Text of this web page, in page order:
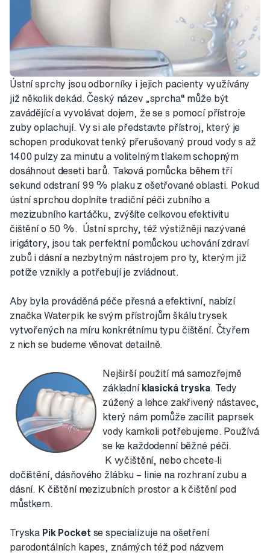
Ústní sprchy jsou odborníky i jejich pacienty využívány
již několik dekád. Český název „sprcha“ může být
zavádějící a vyvolávat dojem, že se s pomocí přístroje
zuby oplachují. Vy si ale představte přístroj, který je
schopen produkovat tenký přerušovaný proud vody s až
1400 pulzy za minutu a volitelným tlakem schopným
dosáhnout deseti barů. Taková pomůcka během tří
sekund odstraní 99 % plaku z ošetřované oblasti. Pokud
ústní sprchou doplníte tradiční péči zubního a
mezizubního kartáčku, zvýšíte celkovou efektivitu
čištění o 50 %. Ústní sprchy, též výstižněji nazývané
irigátory, jsou tak perfektní pomůckou uchování zdraví
zubů i dásní a nezbytným nástrojem pro ty, kterým již
potíže vznikly a potřebují je zvládnout.
Aby byla prováděná péče přesná a efektivní, nabízí
značka Waterpik ke svým přístrojům škálu trysek
vytvořených na míru konkrétnímu typu čištění. Čtyřem
z nich se budeme věnovat detailně.
Nejširší použití má samozřejmě
základní klasická tryska. Tedy
zúžený a lehce zakřivený nástavec,
který nám pomůže zacílit paprsek
vody kamkoli potřebujeme. Používá
se ke každodenní běžné péči.
K vyčištění, nebo chcete-li
dočištění, dásňového žlábku – linie na rozhraní zubu a
dásní. K čištění mezizubních prostor a k čištění pod
můstkem.
Tryska Pik Pocket se specializuje na ošetření
parodontálních kapes, známých též pod názvem